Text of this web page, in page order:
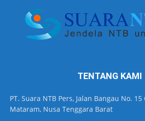
TENTANG KAMI
PT. Suara NTB Pers, Jalan Bangau No.
Mataram, Nusa Tenggara Barat